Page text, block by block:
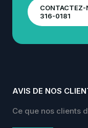
316-0181
AVIS DE NOS
Ce que nos clients